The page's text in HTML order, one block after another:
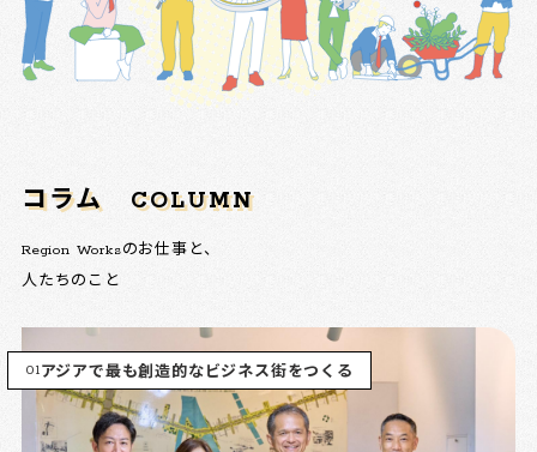
コラム COLUMN
Region Worksのお仕事と、
人たちのこと
01アジアで最も創造的なビジネス街をつくる